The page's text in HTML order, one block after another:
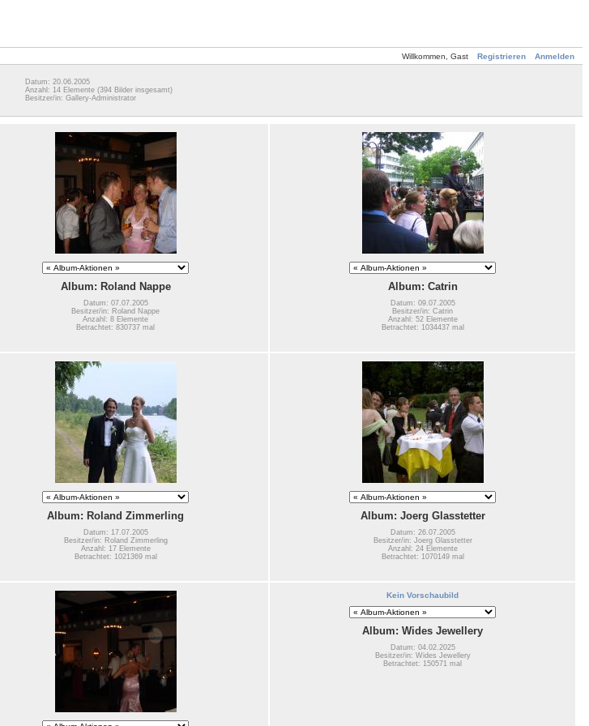
Willkommen, Gast Registrieren Anmelden
Datum: 20.06.2005
Anzahl: 14 Elemente (394 Bilder insgesamt)
Besitzer/in: Gallery-Administrator
Album: Roland Nappe
Datum: 07.07.2005
Besitzer/in: Roland Nappe
Anzahl: 8 Elemente
Betrachtet: 830737 mal
Album: Catrin
Datum: 09.07.2005
Besitzer/in: Catrin
Anzahl: 52 Elemente
Betrachtet: 1034437 mal
Album: Roland Zimmerling
Datum: 17.07.2005
Besitzer/in: Roland Zimmerling
Anzahl: 17 Elemente
Betrachtet: 1021369 mal
Album: Joerg Glasstetter
Datum: 26.07.2005
Besitzer/in: Joerg Glasstetter
Anzahl: 24 Elemente
Betrachtet: 1070149 mal
Kein Vorschaubild
Album: Wides Jewellery
Datum: 04.02.2025
Besitzer/in: Wides Jewellery
Betrachtet: 150571 mal